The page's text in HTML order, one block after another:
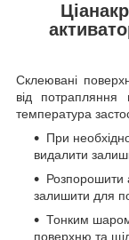
Склеювані
від
температура
При
видалити
Розпорошити
залишити для
Тонким
поверхню та